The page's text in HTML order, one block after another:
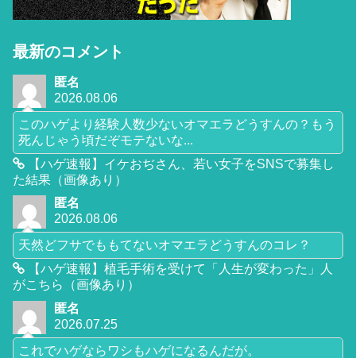
最新のコメント
匿名
2026.08.06
このハゲより経験人数少ないオマエラどうすんの？もう
死んじゃう頃だぞモテないな...
【ハゲ速報】イケおぢさん、若い女子をSNSで募集し
た結果（画像あり）
匿名
2026.08.06
天然どフサでももてないオマエラどうすんのコレ？
【ハゲ速報】植毛手術を受けて「人生が変わった」人
がこちら（画像あり）
匿名
2026.07.25
これでハゲならワシもハゲになるんだが。